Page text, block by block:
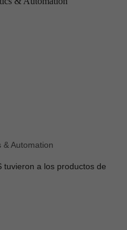
& Automation
tuvieron a los productos de